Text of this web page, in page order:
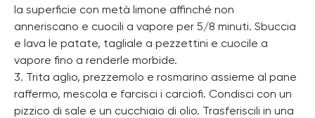
la superficie con metà limone affinché non
anneriscano e cuocili a vapore per 5/8 minuti. Sbuccia
e lava le patate, tagliale a pezzettini e cuocile a
vapore fino a renderle morbide.
3. Trita aglio, prezzemolo e rosmarino assieme al pane
raffermo, mescola e farcisci i carciofi. Condisci con un
pizzico di sale e un cucchiaio di olio. Trasferiscili in una